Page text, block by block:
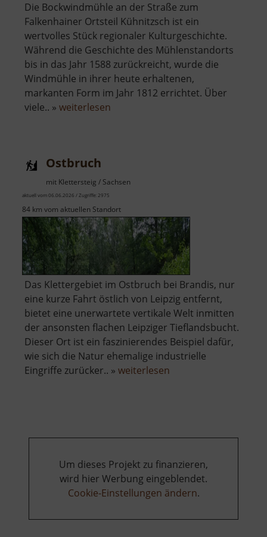
Die Bockwindmühle an der Straße zum
Falkenhainer Ortsteil Kühnitzsch ist ein
wertvolles Stück regionaler Kulturgeschichte.
Während die Geschichte des Mühlenstandorts
bis in das Jahr 1588 zurückreicht, wurde die
Windmühle in ihrer heute erhaltenen,
markanten Form im Jahr 1812 errichtet. Über
viele.. » weiterlesen
Ostbruch
mit Klettersteig / Sachsen
aktuell vom 06.06.2026 / Zugriffe: 2975
84 km vom aktuellen Standort
Das Klettergebiet im Ostbruch bei Brandis, nur
eine kurze Fahrt östlich von Leipzig entfernt,
bietet eine unerwartete vertikale Welt inmitten
der ansonsten flachen Leipziger Tieflandsbucht.
Dieser Ort ist ein faszinierendes Beispiel dafür,
wie sich die Natur ehemalige industrielle
Eingriffe zurücker.. » weiterlesen
Um dieses Projekt zu finanzieren,
wird hier Werbung eingeblendet.
Cookie-Einstellungen ändern.